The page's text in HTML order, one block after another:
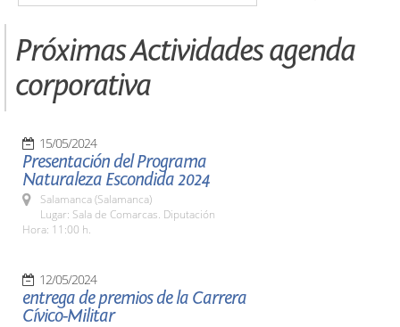
Próximas Actividades agenda
corporativa
15/05/2024
Presentación del Programa
Naturaleza Escondida 2024
Salamanca (Salamanca)
Lugar: Sala de Comarcas. Diputación
Hora: 11:00 h.
12/05/2024
entrega de premios de la Carrera
Cívico-Militar